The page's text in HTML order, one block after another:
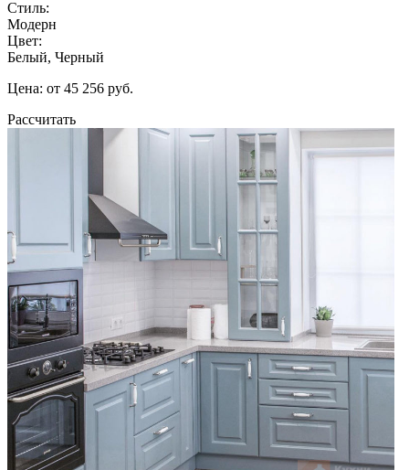
Стиль:
Модерн
Цвет:
Белый, Черный
Цена: от 45 256 руб.
Рассчитать